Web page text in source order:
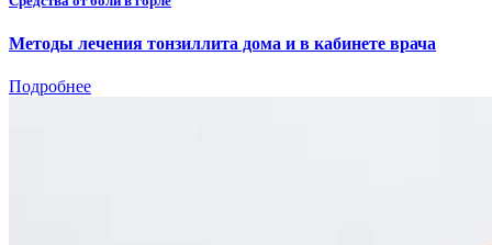
Методы лечения тонзиллита дома и в кабинете врача
Подробнее